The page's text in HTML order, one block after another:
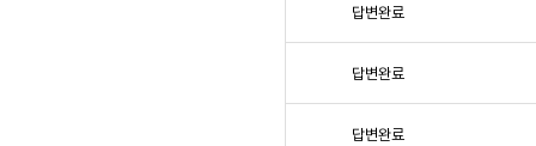
답변완료
답변완료
답변완료